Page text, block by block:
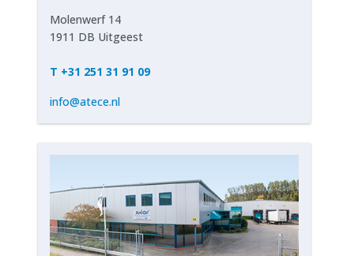
Molenwerf 14
1911 DB Uitgeest
T +31 251 31 91 09
info@atece.nl